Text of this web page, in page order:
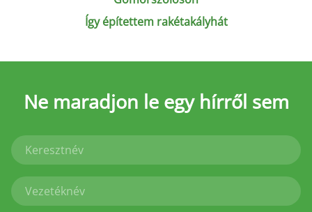
Így építettem rakétakályhát
Ne maradjon le egy hírről sem